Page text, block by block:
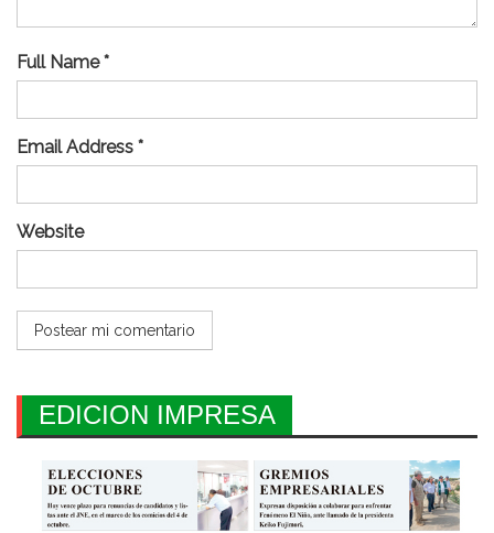
Full Name *
Email Address *
Website
EDICION IMPRESA